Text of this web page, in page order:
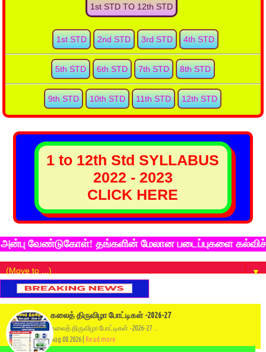
1st STD TO 12th STD
1st STD 2nd STD 3rd STD 4th STD
5th STD 6th STD 7th STD 8th STD
9th STD 10th STD 11th STD 12th STD
1 to 12th Std SYLLABUS
2022 - 2023
CLICK HERE
வேண்டுகோள்! தங்களின் மேலான படைப்புகளை கல்விச்சுடர்
▼
கலைத் திருவிழா போட்டிகள் -2026-27
கலைத் திருவிழா போட்டிகள் -2026-27 ...
Aug 08 2026 |
Read more